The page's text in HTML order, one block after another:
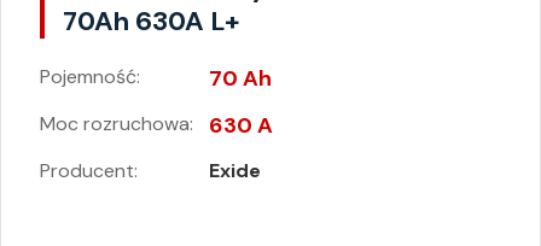
70Ah 630A L+
Pojemność: 70 Ah
Moc rozruchowa: 630 A
Producent: Exide